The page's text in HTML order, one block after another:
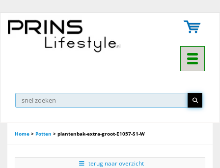
Toggle
Home > Potten > plantenbak-extra-groot-E1057-S1-W
terug naar overzicht